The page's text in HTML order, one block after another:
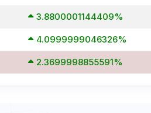
3.8800001144409%
4.0999999046326%
2.3699998855591%